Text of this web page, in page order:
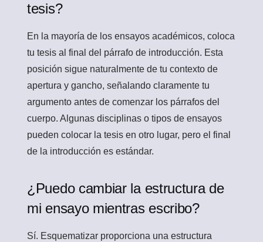
tesis?
En la mayoría de los ensayos académicos, coloca
tu tesis al final del párrafo de introducción. Esta
posición sigue naturalmente de tu contexto de
apertura y gancho, señalando claramente tu
argumento antes de comenzar los párrafos del
cuerpo. Algunas disciplinas o tipos de ensayos
pueden colocar la tesis en otro lugar, pero el final
de la introducción es estándar.
¿Puedo cambiar la estructura de
mi ensayo mientras escribo?
Sí. Esquematizar proporciona una estructura